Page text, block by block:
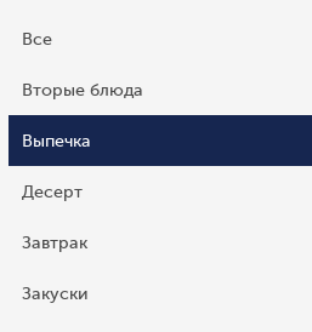
Все
Вторые блюда
Выпечка
Десерт
Завтрак
Закуски